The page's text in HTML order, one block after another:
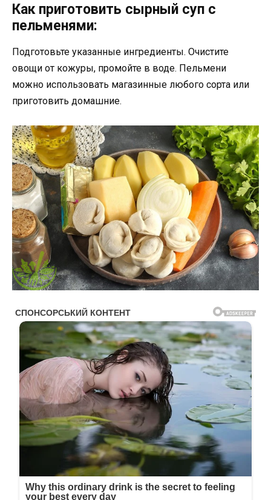
Как приготовить сырный суп с
пельменями:
Подготовьте указанные ингредиенты. Очистите
овощи от кожуры, промойте в воде. Пельмени
можно использовать магазинные любого сорта или
приготовить домашние.